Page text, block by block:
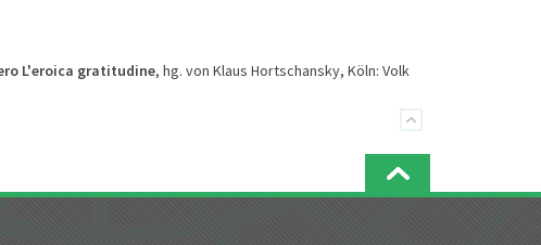
L'eroica gratitudine, hg. von Klaus Hortschansky, Köln: Volk